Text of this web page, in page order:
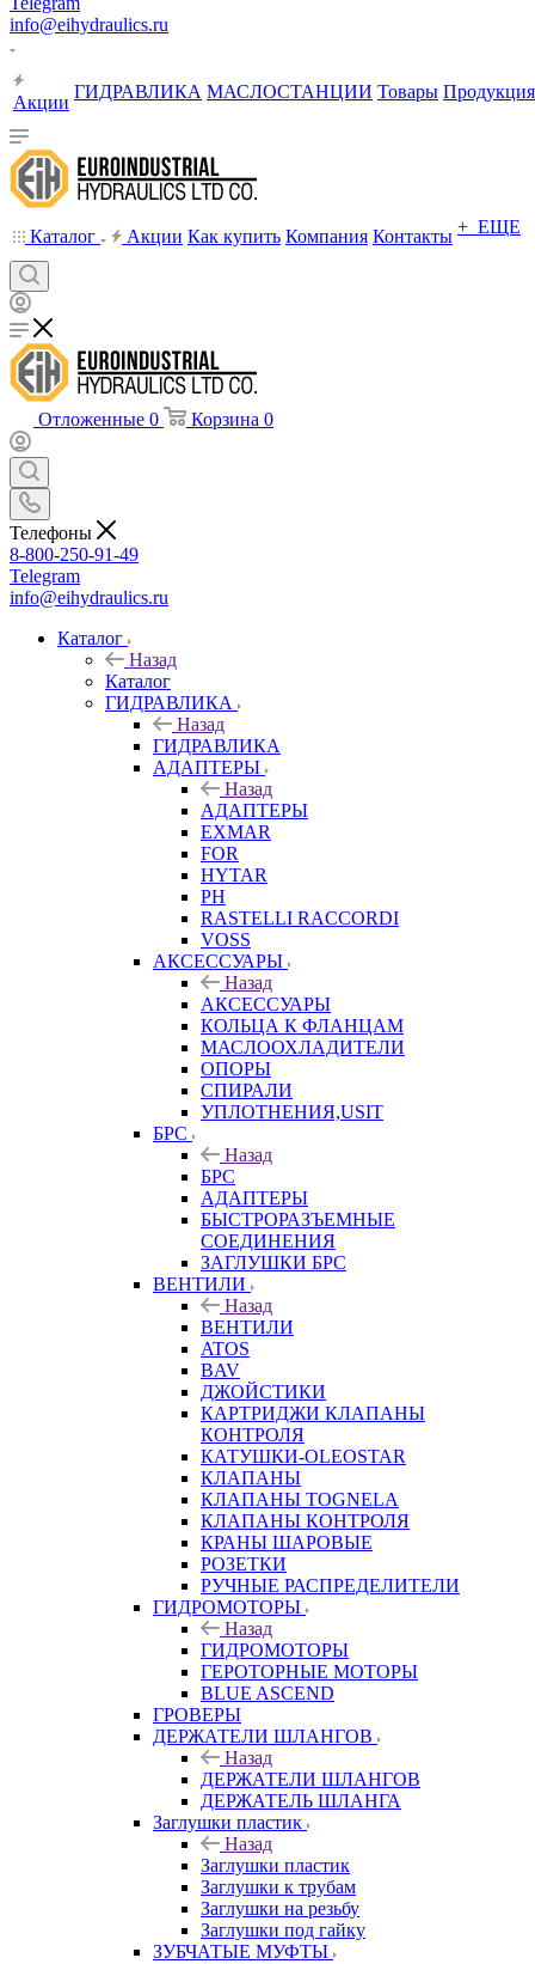
info@eihydraulics.ru
Акции
ГИДРАВЛИКА МАСЛОСТАНЦИИ Товары Продукция
Каталог Акции Как купить Компания Контакты + ЕЩЕ
Отложенные 0 Корзина 0
Телефоны
8-800-250-91-49
Telegram
info@eihydraulics.ru
Каталог
Назад
Каталог
ГИДРАВЛИКА
Назад
ГИДРАВЛИКА
АДАПТЕРЫ
Назад
АДАПТЕРЫ
EXMAR
FOR
HYTAR
PH
RASTELLI RACCORDI
VOSS
АКСЕССУАРЫ
Назад
АКСЕССУАРЫ
КОЛЬЦА К ФЛАНЦАМ
МАСЛООХЛАДИТЕЛИ
ОПОРЫ
СПИРАЛИ
УПЛОТНЕНИЯ,USIT
БРС
Назад
БРС
АДАПТЕРЫ
БЫСТРОРАЗЪЕМНЫЕ
СОЕДИНЕНИЯ
ЗАГЛУШКИ БРС
ВЕНТИЛИ
Назад
ВЕНТИЛИ
ATOS
BAV
ДЖОЙСТИКИ
КАРТРИДЖИ КЛАПАНЫ
КОНТРОЛЯ
КАТУШКИ-OLEOSTAR
КЛАПАНЫ
КЛАПАНЫ TOGNELA
КЛАПАНЫ КОНТРОЛЯ
КРАНЫ ШАРОВЫЕ
РОЗЕТКИ
РУЧНЫЕ РАСПРЕДЕЛИТЕЛИ
ГИДРОМОТОРЫ
Назад
ГИДРОМОТОРЫ
ГЕРОТОРНЫЕ МОТОРЫ
BLUE ASCEND
ГРОВЕРЫ
ДЕРЖАТЕЛИ ШЛАНГОВ
Назад
ДЕРЖАТЕЛИ ШЛАНГОВ
ДЕРЖАТЕЛЬ ШЛАНГА
Заглушки пластик
Назад
Заглушки пластик
Заглушки к трубам
Заглушки на резьбу
Заглушки под гайку
ЗУБЧАТЫЕ МУФТЫ